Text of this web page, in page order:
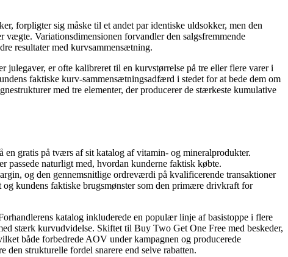
forpligter sig måske til et andet par identiske uldsokker, men den
Variationsdimensionen forvandler den salgsfremmende
resultater med kurvsammensætning.
er ofte kalibreret til en kurvstørrelse på tre eller flere varer i
faktiske kurv-sammensætningsadfærd i stedet for at bede dem om
med tre elementer, der producerer de stærkeste kumulative
en gratis på tværs af sit katalog af vitamin- og mineralprodukter.
passede naturligt med, hvordan kunderne faktisk købte.
og den gennemsnitlige ordreværdi på kvalificerende transaktioner
kundens faktiske brugsmønster som den primære drivkraft for
katalog inkluderede en populær linje af basistoppe i flere
stærk kurvudvidelse. Skiftet til Buy Two Get One Free med beskeder,
både forbedrede AOV under kampagnen og producerede
strukturelle fordel snarere end selve rabatten.